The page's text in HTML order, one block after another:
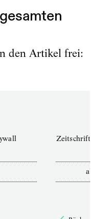
den Artikel frei:
Zeitschriften
ab